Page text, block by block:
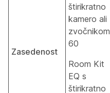
Zasedenost
štirikratno
kamero ali
zvočnikom
60
Room Kit
EQ s
štirikratno